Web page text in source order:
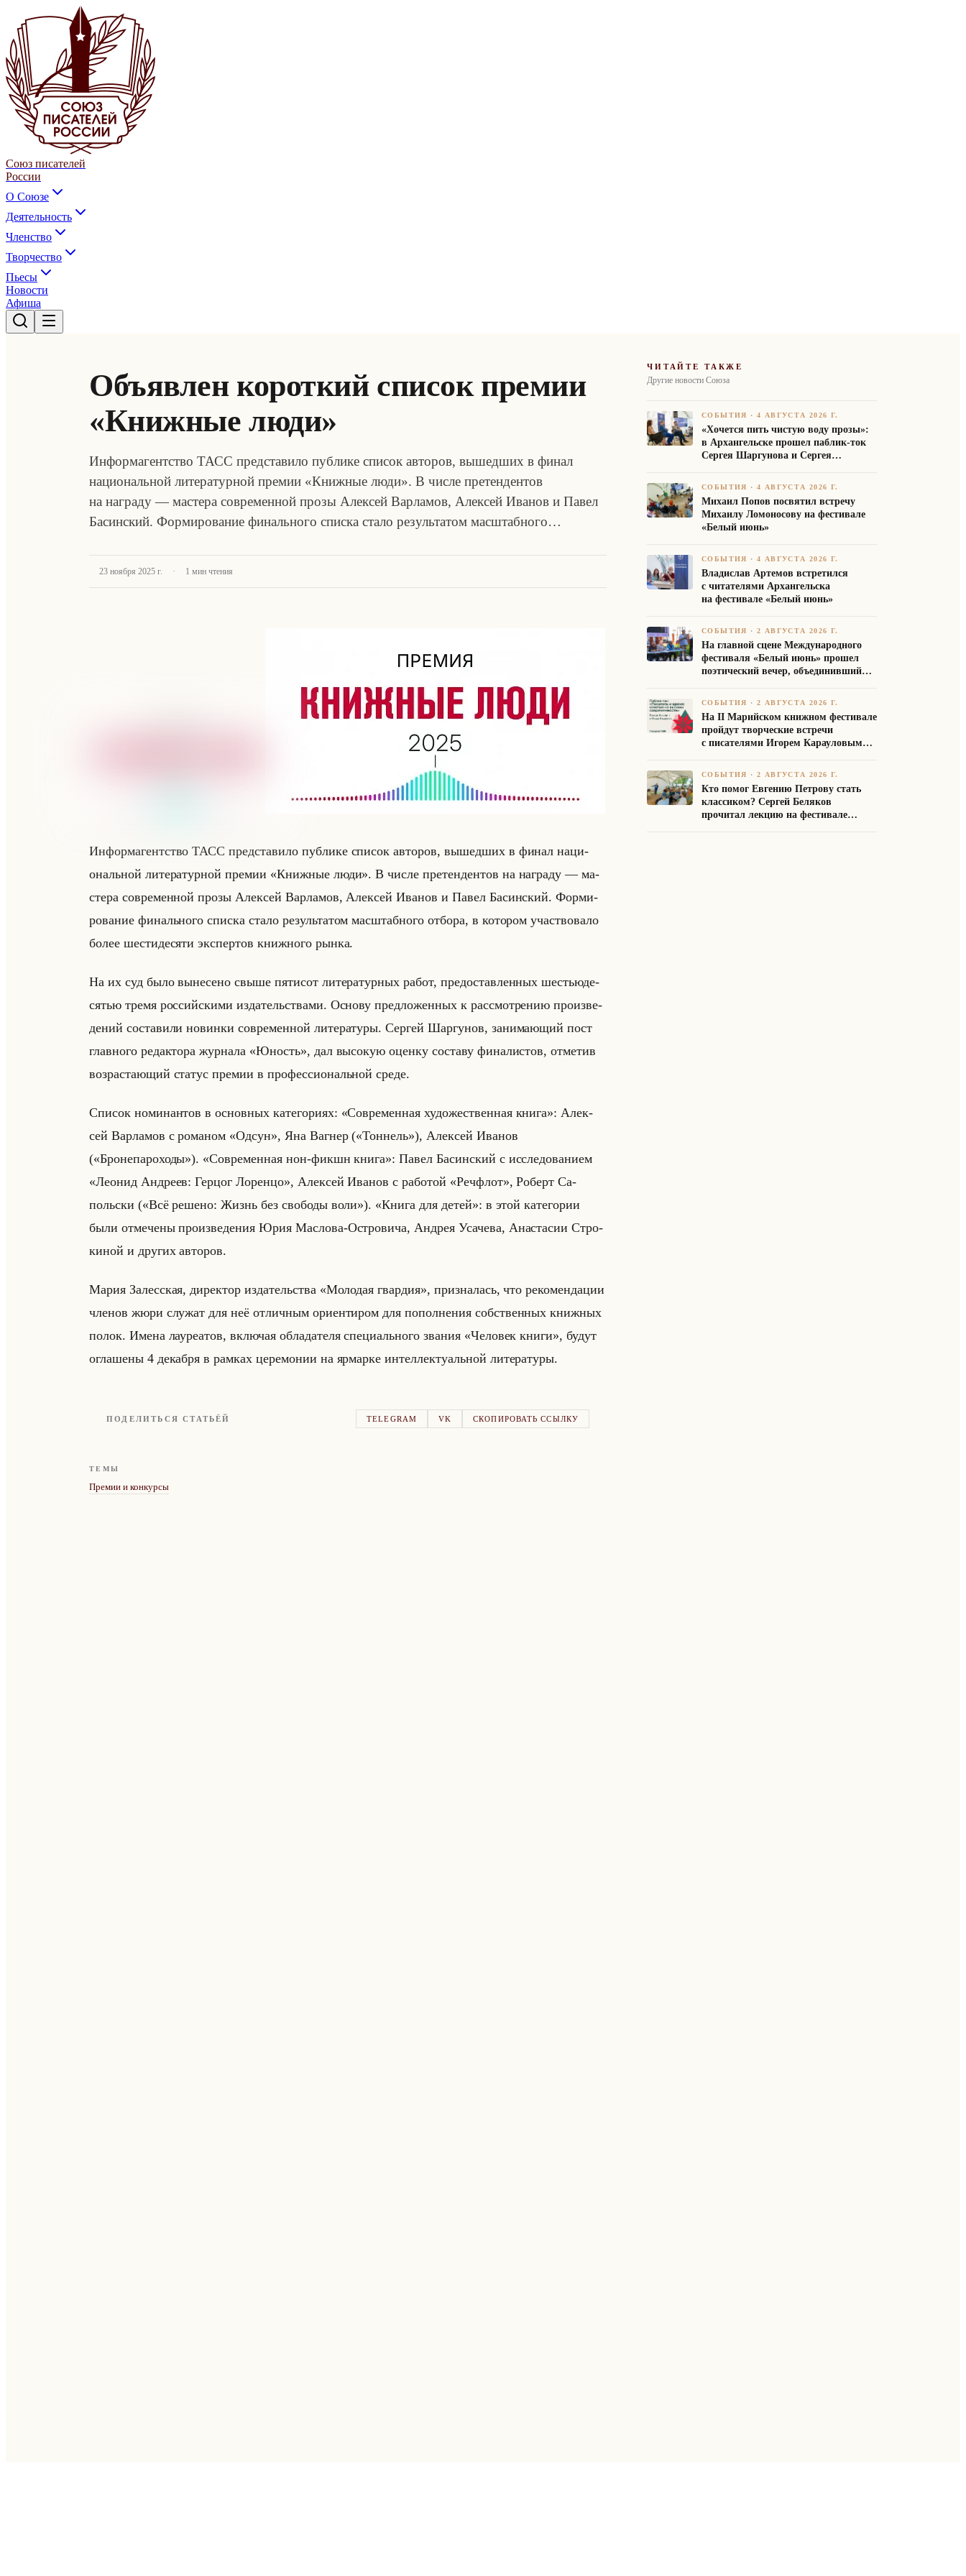
Союз писателей
России
О Союзе
Деятельность
Членство
Творчество
Пьесы
Новости
Афиша
Объявлен короткий список премии
«Книжные люди»
Информагентство ТАСС представило публике список авторов, вышедших в финал
национальной литературной премии «Книжные люди». В числе претендентов
на награду — мастера современной прозы Алексей Варламов, Алексей Иванов и Павел
Басинский. Формирование финального списка стало результатом масштабного…
23 ноября 2025 г. · 1 мин чтения
Ин­фор­ма­гент­ство ТАСС пред­ста­ви­ло пуб­ли­ке спи­сок ав­то­ров, вы­шед­ших в финал на­ци­
ональной ли­те­ра­тур­ной пре­мии «Книжные люди». В числе пре­тен­ден­тов на на­гра­ду — ма­
сте­ра со­вре­мен­ной прозы Алек­сей Вар­ла­мов, Алек­сей Ива­нов и Павел Ба­син­ский. Фор­ми­
ро­ва­ние фи­нально­го спис­ка стало ре­зульта­том мас­штаб­но­го от­бо­ра, в ко­то­ром участ­во­ва­ло
более ше­сти­де­ся­ти экс­пер­тов книж­но­го рынка.
На их суд было вы­не­се­но свыше пя­ти­сот ли­те­ра­тур­ных работ, предо­став­лен­ных ше­стью­де­
ся­тью тремя рос­сийски­ми из­да­тельства­ми. Ос­но­ву пред­ло­жен­ных к рас­смот­ре­нию про­из­ве­
де­ний со­ста­ви­ли но­вин­ки со­вре­мен­ной ли­те­ра­ту­ры. Сер­гей Шар­гу­нов, за­ни­ма­ющий пост
глав­но­го ре­дак­то­ра жур­на­ла «Юность», дал вы­со­кую оцен­ку со­ста­ву фи­на­ли­стов, от­ме­тив
воз­рас­та­ющий ста­тус пре­мии в про­фес­си­ональной среде.
Спи­сок но­ми­нан­тов в ос­нов­ных ка­те­го­ри­ях: «Современная художественная книга»: Алек­
сей Вар­ла­мов с ро­ма­ном «Одсун», Яна Ва­гнер («Тоннель»), Алек­сей Ива­нов
(«Бронепароходы»). «Современная нон-фикшн книга»: Павел Ба­син­ский с ис­сле­до­ва­ни­ем
«Леонид Андреев: Герцог Лоренцо», Алек­сей Ива­нов с ра­бо­той «Речфлот», Ро­берт Са­
польски («Всё решено: Жизнь без свободы воли»). «Книга для детей»: в этой ка­те­го­рии
были от­ме­че­ны про­из­ве­де­ния Юрия Мас­ло­ва-Ост­ро­ви­ча, Ан­дрея Уса­че­ва, Ана­ста­сии Стро­
ки­ной и дру­гих ав­то­ров.
Мария За­лес­ская, ди­рек­тор из­да­тельства «Молодая гвардия», при­зна­лась, что ре­ко­мен­да­ции
чле­нов жюри слу­жат для неё от­лич­ным ори­ен­ти­ром для по­пол­не­ния соб­ствен­ных книж­ных
полок. Имена ла­уре­атов, вклю­чая об­ла­да­те­ля спе­ци­ально­го зва­ния «Человек книги», будут
огла­ше­ны 4 де­каб­ря в рам­ках це­ре­мо­нии на яр­мар­ке ин­тел­лек­ту­альной ли­те­ра­ту­ры.
ПОДЕЛИТЬСЯ СТАТЬЁЙ TELEGRAM VK СКОПИРОВАТЬ ССЫЛКУ
ТЕМЫ
Премии и конкурсы
ЧИТАЙТЕ ТАКЖЕ
Другие новости Союза
СОБЫТИЯ ·4 АВГУСТА 2026 Г.
«Хочется пить чистую воду прозы»:
в Архангельске прошел паблик-ток
Сергея Шаргунова и Сергея
СОБЫТИЯ ·4 АВГУСТА 2026 Г.
Михаил Попов посвятил встречу
Михаилу Ломоносову на фестивале
«Белый июнь»
СОБЫТИЯ ·4 АВГУСТА 2026 Г.
Владислав Артемов встретился
с читателями Архангельска
на фестивале «Белый июнь»
СОБЫТИЯ ·2 АВГУСТА 2026 Г.
На главной сцене Международного
фестиваля «Белый июнь» прошел
поэтический вечер, объединивший
СОБЫТИЯ ·2 АВГУСТА 2026 Г.
На II Марийском книжном фестивале
пройдут творческие встречи
с писателями Игорем Карауловым
СОБЫТИЯ ·2 АВГУСТА 2026 Г.
Кто помог Евгению Петрову стать
классиком? Сергей Беляков
прочитал лекцию на фестивале